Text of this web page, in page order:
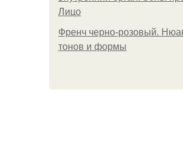
Лицо
Френч черно-розовый.
тонов и формы